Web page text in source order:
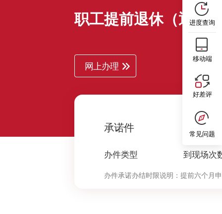
职工提前退休（退职
网上办理
承诺件
办件类型
1
到现场次
办件承诺办结时限说明： 提前六个月
进度查询
移动端
好差评
常见问题